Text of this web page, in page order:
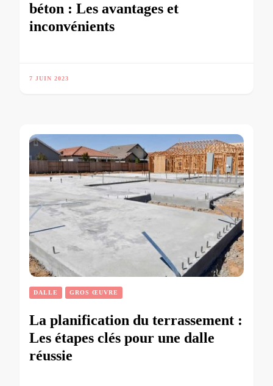
béton : Les avantages et
inconvénients
7 JUIN 2023
DALLE GROS ŒUVRE
La planification du terrassement :
Les étapes clés pour une dalle
réussie